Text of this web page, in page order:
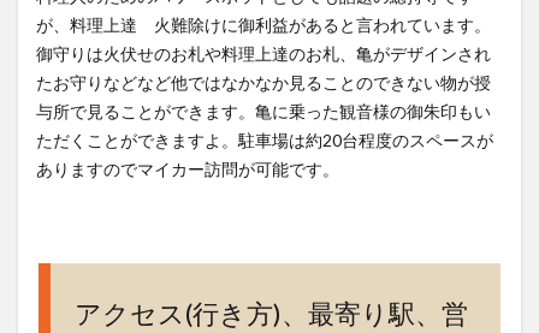
が、料理上達 火難除けに御利益があると言われています。
御守りは火伏せのお札や料理上達のお札、亀がデザインされ
たお守りなどなど他ではなかなか見ることのできない物が授
与所で見ることができます。亀に乗った観音様の御朱印もい
ただくことができますよ。駐車場は約20台程度のスペースが
ありますのでマイカー訪問が可能です。
アクセス(行き方)、最寄り駅、営